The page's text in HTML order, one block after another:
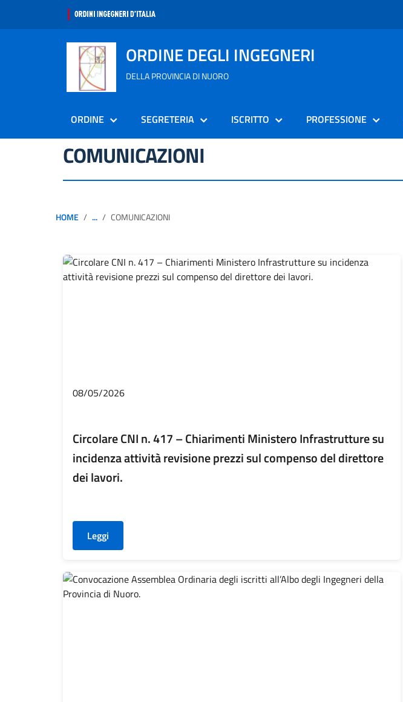
ORDINE DEGLI INGEGNERI
DELLA PROVINCIA DI NUORO
ORDINE SEGRETERIA ISCRITTO PROFESSIONE
COMUNICAZIONI
HOME ... COMUNICAZIONI
08/05/2026
Circolare CNI n. 417 – Chiarimenti Ministero Infrastrutture su
incidenza attività revisione prezzi sul compenso del direttore
dei lavori.
Leggi